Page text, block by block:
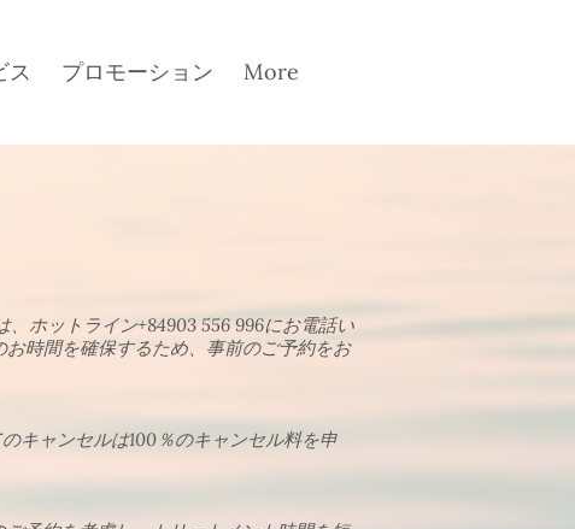
ス プロモーション More
ホットライン+84903 556 996にお電話い
お時間を確保するため、事前のご予約をお
キャンセルは100％のキャンセル料を申